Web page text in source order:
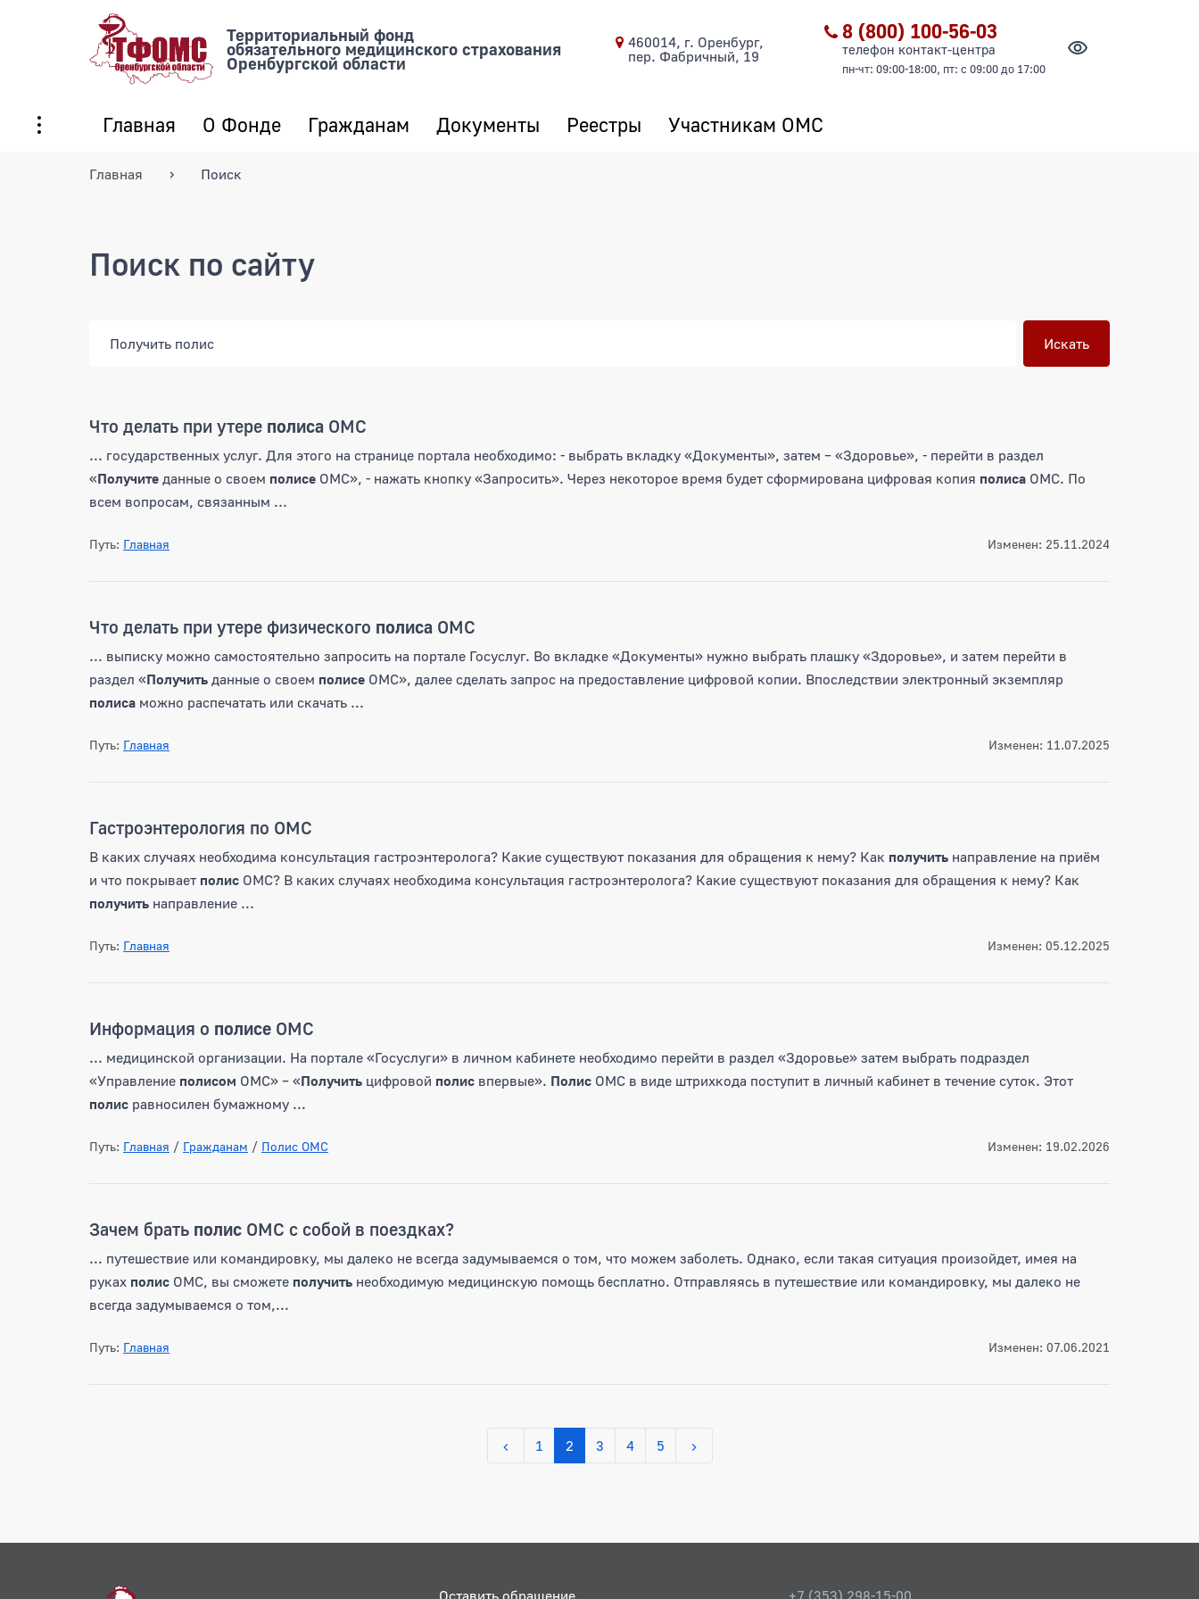
Территориальный фонд
обязательного медицинского страхования
Оренбургской области
460014, г. Оренбург,
пер. Фабричный, 19
8 (800) 100-56-03
телефон контакт-центра
пн-чт: 09:00-18:00, пт: с 09:00 до 17:00
Главная О Фонде Гражданам Документы Реестры Участникам ОМС
Главная Поиск
Поиск по сайту
Что делать при утере полиса ОМС
... государственных услуг. Для этого на странице портала необходимо: - выбрать вкладку «Документы», затем – «Здоровье», - перейти в раздел
«Получите данные о своем полисе ОМС», - нажать кнопку «Запросить». Через некоторое время будет сформирована цифровая копия полиса ОМС. По
всем вопросам, связанным ...
Путь: Главная Изменен: 25.11.2024
Что делать при утере физического полиса ОМС
... выписку можно самостоятельно запросить на портале Госуслуг. Во вкладке «Документы» нужно выбрать плашку «Здоровье», и затем перейти в
раздел «Получить данные о своем полисе ОМС», далее сделать запрос на предоставление цифровой копии. Впоследствии электронный экземпляр
полиса можно распечатать или скачать ...
Путь: Главная Изменен: 11.07.2025
Гастроэнтерология по ОМС
В каких случаях необходима консультация гастроэнтеролога? Какие существуют показания для обращения к нему? Как получить направление на приём
и что покрывает полис ОМС? В каких случаях необходима консультация гастроэнтеролога? Какие существуют показания для обращения к нему? Как
получить направление ...
Путь: Главная Изменен: 05.12.2025
Информация о полисе ОМС
... медицинской организации. На портале «Госуслуги» в личном кабинете необходимо перейти в раздел «Здоровье» затем выбрать подраздел
«Управление полисом ОМС» – «Получить цифровой полис впервые». Полис ОМС в виде штрихкода поступит в личный кабинет в течение суток. Этот
полис равносилен бумажному ...
Путь: Главная / Гражданам / Полис ОМС Изменен: 19.02.2026
Зачем брать полис ОМС с собой в поездках?
... путешествие или командировку, мы далеко не всегда задумываемся о том, что можем заболеть. Однако, если такая ситуация произойдет, имея на
руках полис ОМС, вы сможете получить необходимую медицинскую помощь бесплатно. Отправляясь в путешествие или командировку, мы далеко не
всегда задумываемся о том,...
Путь: Главная Изменен: 07.06.2021
1 2 3 4 5
Оставить обращение +7 (353) 298-15-00